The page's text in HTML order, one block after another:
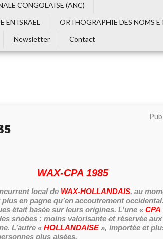
CONGOLAISE (ANC)
EN ISRAËL
ORTHOGRAPHIE DES NOMS
Newsletter Contact
WAX-CPA 1985
local de WAX-HOLLANDAIS, au
en pagne qu’en accoutrement
était basée sur leurs origines. L’une « CPA
snobes : moins valorisante et réservée
L’autre « HOLLANDAISE», importée et
plus aisées.